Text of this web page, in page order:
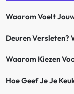
Waarom Voelt
Deuren Versleten?
Waarom Kiezen
Hoe Geef Je Je